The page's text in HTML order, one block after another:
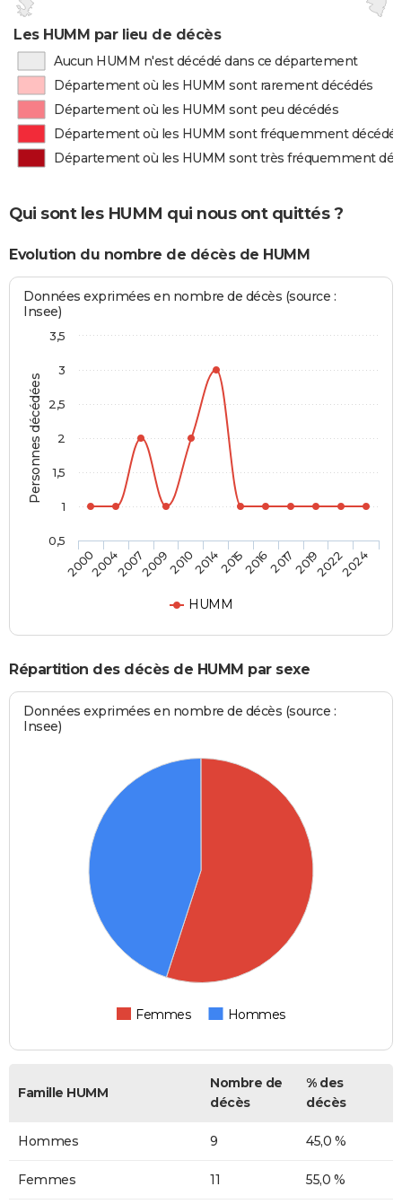
Les HUMM par lieu de décès
Aucun HUMM n'est décédé dans ce département
Département où les HUMM sont rarement décédés
Département où les HUMM sont peu décédés
Département où les HUMM sont fréquemment
Département où les HUMM sont très fréquemment
Qui sont les HUMM qui nous ont quittés ?
Evolution du nombre de décès de HUMM
Personnes décédées
Données exprimées en nombre de décès (source :
Insee)
HUMM
200020042007200920102014201520162017201920222024
0,5
1
1,5
2
2,5
3
3,5
Répartition des décès de HUMM par sexe
Données exprimées en nombre de décès (source :
Insee)
Femmes Hommes
Famille HUMM
Nombre de
décès
% des
décès
Hommes 9 45,0 %
Femmes 11 55,0 %